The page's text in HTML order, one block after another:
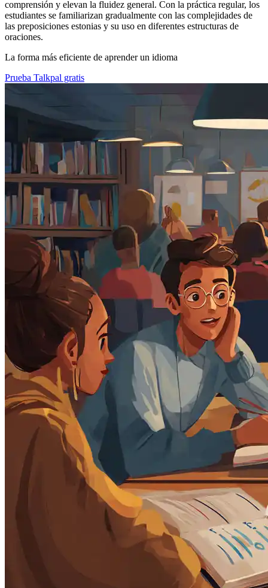
comprensión y elevan la fluidez general. Con la práctica regular, los
estudiantes se familiarizan gradualmente con las complejidades de
las preposiciones estonias y su uso en diferentes estructuras de
oraciones.
La forma más eficiente de aprender un idioma
Prueba Talkpal gratis